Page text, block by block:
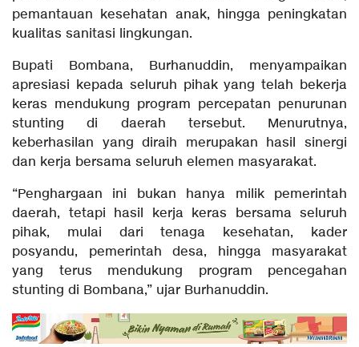
pemantauan kesehatan anak, hingga peningkatan
kualitas sanitasi lingkungan.
Bupati Bombana, Burhanuddin, menyampaikan
apresiasi kepada seluruh pihak yang telah bekerja
keras mendukung program percepatan penurunan
stunting di daerah tersebut. Menurutnya,
keberhasilan yang diraih merupakan hasil sinergi
dan kerja bersama seluruh elemen masyarakat.
“Penghargaan ini bukan hanya milik pemerintah
daerah, tetapi hasil kerja keras bersama seluruh
pihak, mulai dari tenaga kesehatan, kader
posyandu, pemerintah desa, hingga masyarakat
yang terus mendukung program pencegahan
stunting di Bombana,” ujar Burhanuddin.